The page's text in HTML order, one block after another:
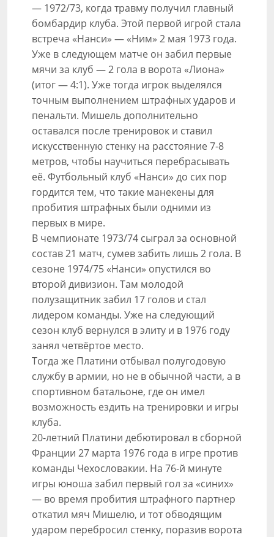
— 1972/73, когда травму получил главный
бомбардир клуба. Этой первой игрой стала
встреча «Нанси» — «Ним» 2 мая 1973 года.
Уже в следующем матче он забил первые
мячи за клуб — 2 гола в ворота «Лиона»
(итог — 4:1). Уже тогда игрок выделялся
точным выполнением штрафных ударов и
пенальти. Мишель дополнительно
оставался после тренировок и ставил
искусственную стенку на расстояние 7-8
метров, чтобы научиться перебрасывать
её. Футбольный клуб «Нанси» до сих пор
гордится тем, что такие манекены для
пробития штрафных были одними из
первых в мире.
В чемпионате 1973/74 сыграл за основной
состав 21 матч, сумев забить лишь 2 гола. В
сезоне 1974/75 «Нанси» опустился во
второй дивизион. Там молодой
полузащитник забил 17 голов и стал
лидером команды. Уже на следующий
сезон клуб вернулся в элиту и в 1976 году
занял четвёртое место.
Тогда же Платини отбывал полугодовую
службу в армии, но не в обычной части, а в
спортивном батальоне, где он имел
возможность ездить на тренировки и игры
клуба.
20-летний Платини дебютировал в сборной
Франции 27 марта 1976 года в игре против
команды Чехословакии. На 76-й минуте
игры юноша забил первый гол за «синих»
— во время пробития штрафного партнер
откатил мяч Мишелю, и тот обводящим
ударом перебросил стенку, поразив ворота